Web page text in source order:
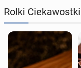
Rolki Ciekawostki